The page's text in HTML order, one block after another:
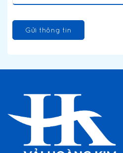
Gửi thông tin